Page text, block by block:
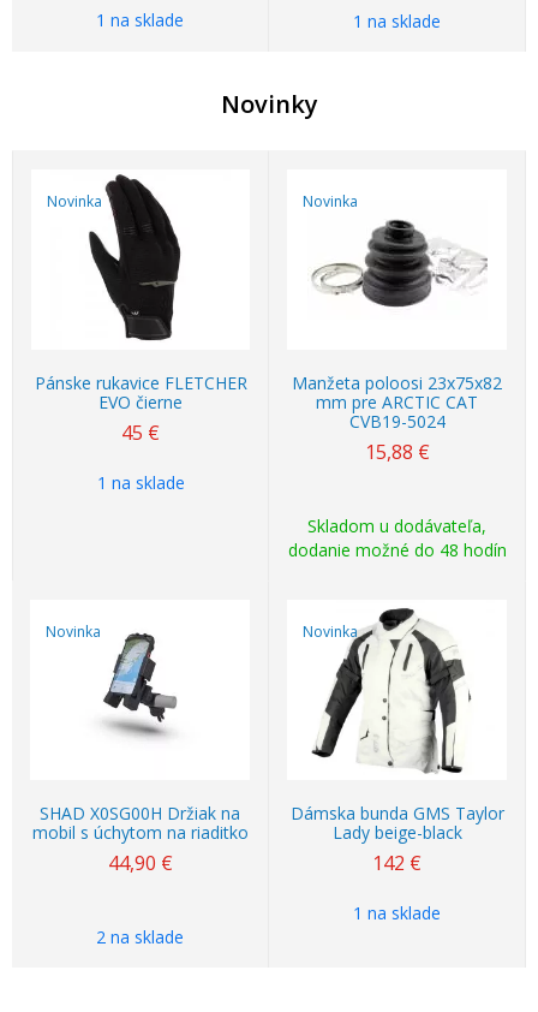
1 na sklade 1 na sklade
Novinky
Novinka
Pánske rukavice FLETCHER
EVO čierne
45 €
1 na sklade
Novinka
Manžeta poloosi 23x75x82
mm pre ARCTIC CAT
CVB19-5024
15,88 €
Skladom u dodávateľa,
dodanie možné do 48 hodín
Novinka
SHAD X0SG00H Držiak na
mobil s úchytom na riaditko
44,90 €
2 na sklade
Novinka
Dámska bunda GMS Taylor
Lady beige-black
142 €
1 na sklade